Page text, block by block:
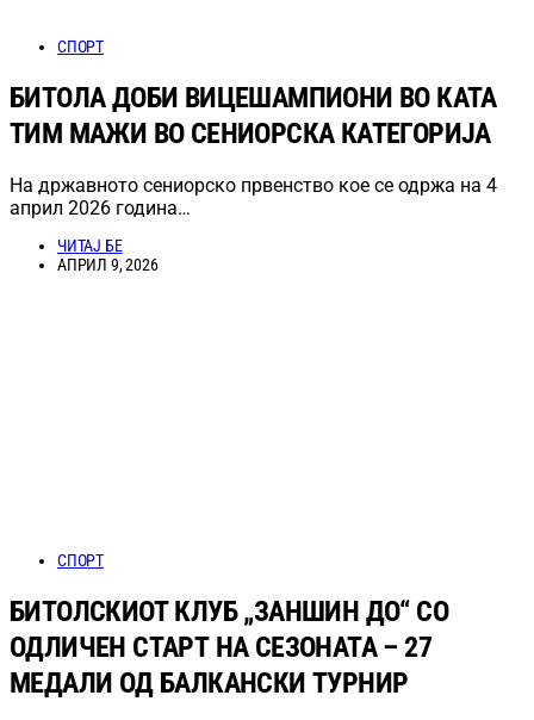
СПОРТ
БИТОЛА ДОБИ ВИЦЕШАМПИОНИ ВО КАТА
ТИМ МАЖИ ВО СЕНИОРСКА КАТЕГОРИЈА
На државното сениорско првенство кое се одржа на 4
април 2026 година…
ЧИТАЈ БЕ
АПРИЛ 9, 2026
СПОРТ
БИТОЛСКИОТ КЛУБ „ЗАНШИН ДО“ СО
ОДЛИЧЕН СТАРТ НА СЕЗОНАТА – 27
МЕДАЛИ ОД БАЛКАНСКИ ТУРНИР